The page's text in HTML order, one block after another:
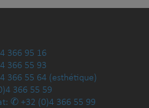
366 95 16
366 55 93
366 55 64 (esthétique)
366 55 59
+32 (0)4 366 55 99